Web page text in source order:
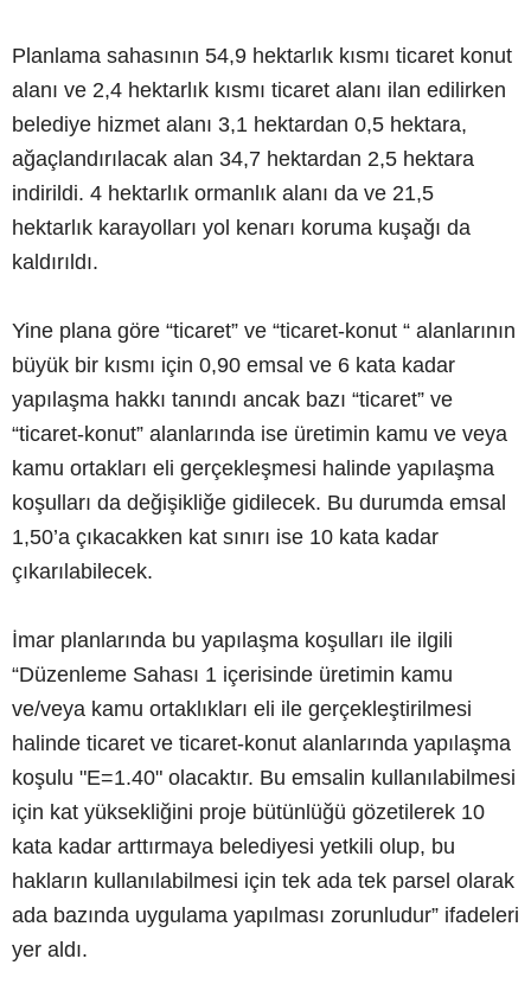
Planlama sahasının 54,9 hektarlık kısmı ticaret konut
alanı ve 2,4 hektarlık kısmı ticaret alanı ilan edilirken
belediye hizmet alanı 3,1 hektardan 0,5 hektara,
ağaçlandırılacak alan 34,7 hektardan 2,5 hektara
indirildi. 4 hektarlık ormanlık alanı da ve 21,5
hektarlık karayolları yol kenarı koruma kuşağı da
kaldırıldı.
Yine plana göre “ticaret” ve “ticaret-konut “ alanlarının
büyük bir kısmı için 0,90 emsal ve 6 kata kadar
yapılaşma hakkı tanındı ancak bazı “ticaret” ve
“ticaret-konut” alanlarında ise üretimin kamu ve veya
kamu ortakları eli gerçekleşmesi halinde yapılaşma
koşulları da değişikliğe gidilecek. Bu durumda emsal
1,50’a çıkacakken kat sınırı ise 10 kata kadar
çıkarılabilecek.
İmar planlarında bu yapılaşma koşulları ile ilgili
“Düzenleme Sahası 1 içerisinde üretimin kamu
ve/veya kamu ortaklıkları eli ile gerçekleştirilmesi
halinde ticaret ve ticaret-konut alanlarında yapılaşma
koşulu "E=1.40" olacaktır. Bu emsalin kullanılabilmesi
için kat yüksekliğini proje bütünlüğü gözetilerek 10
kata kadar arttırmaya belediyesi yetkili olup, bu
hakların kullanılabilmesi için tek ada tek parsel olarak
ada bazında uygulama yapılması zorunludur” ifadeleri
yer aldı.